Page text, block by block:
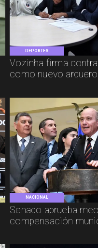
DEPORTES
Vozinha firma
como nuevo arquero
NACIONAL
Senado aprueba
compensación